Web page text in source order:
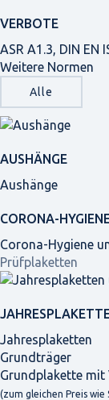
VERBOTE
ASR A1.3, DIN EN
Weitere Normen
Alle
AUSHÄNGE
Aushänge
CORONA-
Corona-Hygiene
Prüfplaketten
Jahresplaketten
Grundträger
Grundplakette
(zum gleichen Preis